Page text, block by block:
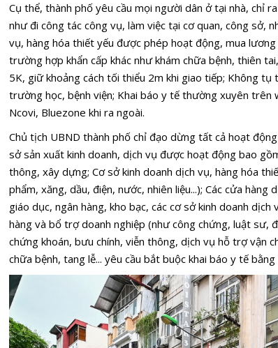
Cụ thể, thành phố yêu cầu mọi người dân ở tại nhà, chỉ
như đi công tác công vụ, làm việc tại cơ quan, công sở,
vụ, hàng hóa thiết yếu được phép hoạt động, mua
trường hợp khẩn cấp khác như khám chữa bệnh, thiên
5K, giữ khoảng cách tối thiểu 2m khi giao tiếp; Không
trường học, bệnh viện; Khai báo y tế thường xuyên trên
Ncovi, Bluezone khi ra ngoài.
Chủ tịch UBND thành phố chỉ đạo dừng tất cả hoạt
sở sản xuất kinh doanh, dịch vụ được hoạt động bao
thông, xây dựng; Cơ sở kinh doanh dịch vụ, hàng hóa
phẩm, xăng, dầu, điện, nước, nhiên liệu...); Các cửa
giáo dục, ngân hàng, kho bạc, các cơ sở kinh doanh
hàng và bổ trợ doanh nghiệp (như công chứng, luật sư,
chứng khoán, bưu chính, viễn thông, dịch vụ hỗ trợ vận
chữa bệnh, tang lễ... yêu cầu bắt buộc khai báo y tế